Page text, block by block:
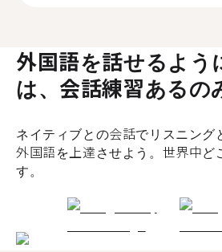
外国語を話せるよう
は、会話練習あるの
ネイティブとの会話でリスニング
外国語を上達させよう。世界中ど
す。